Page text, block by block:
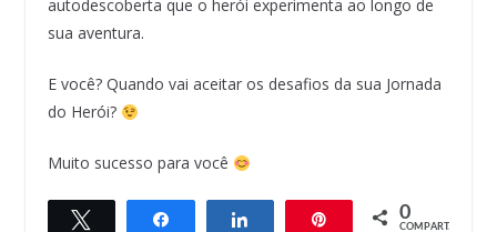
autodescoberta que o herói experimenta ao longo de
sua aventura.
E você? Quando vai aceitar os desafios da sua Jornada
do Herói?
Muito sucesso para você
Compartilhar Compartilhar 0
COMPART.